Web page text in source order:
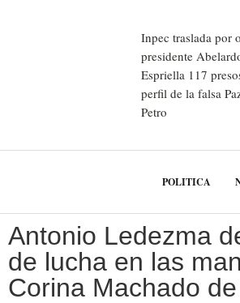
Inpec traslada por
presidente
Espriella 117
perfil de la falsa
Petro
POLITICA
Antonio Ledezma
de lucha en las
Corina Machado